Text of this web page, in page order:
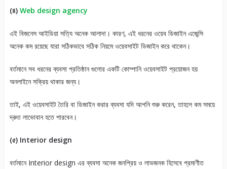
(৪) Web design agency
এই বিজনেস আইডিয়া সত্যি অনেক আলাদা। কারণ, এই ধরনের ওয়েব ডিজাইন এজেন্সি
অনেক কম রয়েছে যারা সঠিকভাবে সঠিক নিয়মে ওয়েবসাইট ডিজাইন করে থাকেন।
বর্তমানে সব ধরনের ব্যবসা প্রতিষ্ঠান গুলোর একটি কোম্পানি ওয়েবসাইট প্রয়োজন হয়
অনলাইনে সক্রিয় থাকার জন্য।
তাই, এই ওয়েবসাইট তৈরি বা ডিজাইন করার ব্যবসা যদি আপনি শুরু করেন, তাহলে কম সময়ে
দ্রুত লাভোবান হতে পারবেন।
(৫) Interior design
বর্তমানে Interior design এর ব্যবসা অনেক জনপ্রিয় ও লাভজনক হিসেবে প্রমাণীত